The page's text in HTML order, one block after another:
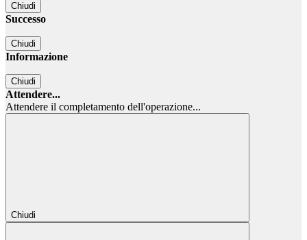
Chiudi
Successo
Chiudi
Informazione
Chiudi
Attendere...
Attendere il completamento dell'operazione...
Chiudi